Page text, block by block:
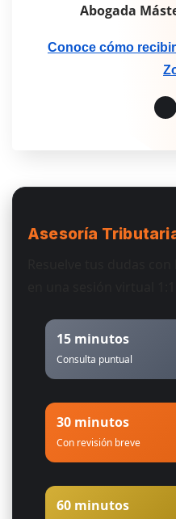
Abogada
Conoce cómo
Asesoría
15 minutos
Consulta puntual
30 minutos
Con revisión breve
60 minutos